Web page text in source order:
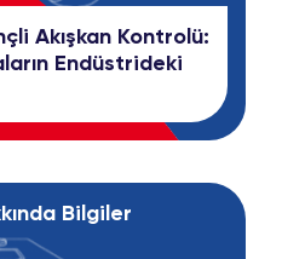
Akışkan Kontrolü:
Endüstrideki
Bilgiler